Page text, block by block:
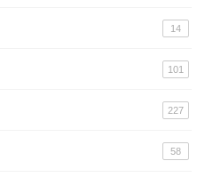
14
101
227
58